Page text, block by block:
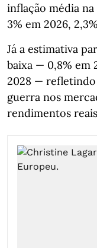
inflação média
3% em 2026,
Já a estimativa
baixa — 0,8% em
2028 —
guerra nos
rendimentos